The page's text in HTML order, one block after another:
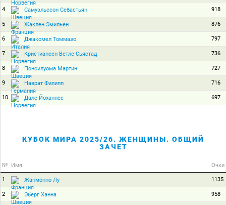
4 Самуэльссон Себастьян 918
5 Жаклен Эмильен 876
6 Джакомел Томмазо 797
7 Кристиансен Ветле-Сьястад 736
8 Понсилуома Мартин 727
9 Наврат Филипп 716
10 Дале Йоханнес 697
КУБОК МИРА 2025/26. ЖЕНЩИНЫ. ОБЩИЙ
ЗАЧЕТ
№ Имя Очки
1 Жанмонно Лу 1135
2 Эберг Ханна 958